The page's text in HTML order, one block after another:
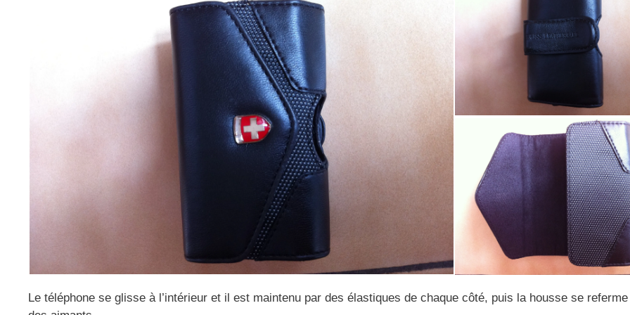
Le téléphone se glisse à l’intérieur et il est maintenu par des élastiques de chaque côté, puis la housse se